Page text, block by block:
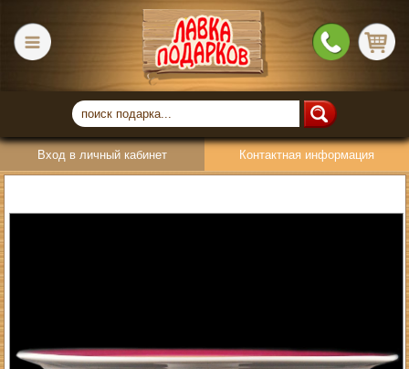
Вход в личный кабинет Контактная информация